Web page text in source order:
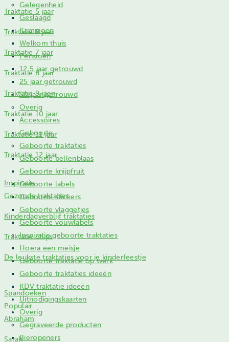
Gelegenheid
Geslaagd
Kampioen
Welkom thuis
Pensioen
12,5 jaar getrouwd
25 jaar getrouwd
50 jaar getrouwd
Overig
Accessoires
Geboorte
Geboorte traktaties
Geboorte bellenblaas
Geboorte knijpfruit
Geboorte labels
Geboorte stickers
Geboorte vlaggetjes
Geboorte vouwlabels
Inspiratie geboorte traktaties
Hoera een meisje
Geboorte traktatie op werk
Geboorte traktaties ideeën
KDV traktatie ideeën
Uitnodigingskaarten
Overig
Gegraveerde producten
Bieropeners
Traktatie 5 jaar
Traktatie 6 jaar
Traktatie 7 jaar
Traktatie 8 jaar
Traktatie 9 jaar
Traktatie 10 jaar
Traktatie 11 jaar
Traktatie 12 jaar
Inspiratie
Gezonde traktaties
Kinderdagverblijf traktaties
Traktatie chips
De leukste traktaties voor je kinderfeestje
Spandoeken
Populair
Abraham
Sarah